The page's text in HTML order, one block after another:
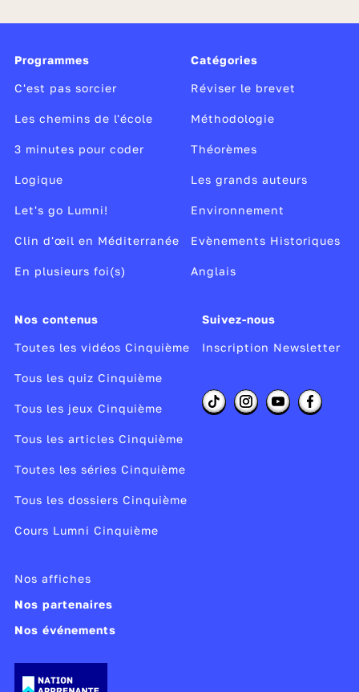
Programmes
C'est pas sorcier
Les chemins de l'école
3 minutes pour coder
Logique
Let's go Lumni!
Clin d'œil en Méditerranée
En plusieurs foi(s)
Catégories
Réviser le brevet
Méthodologie
Théorèmes
Les grands auteurs
Environnement
Evènements Historiques
Anglais
Nos contenus
Toutes les vidéos Cinquième
Tous les quiz Cinquième
Tous les jeux Cinquième
Tous les articles Cinquième
Toutes les séries Cinquième
Tous les dossiers Cinquième
Cours Lumni Cinquième
Suivez-nous
Inscription Newsletter
Nos affiches
Nos partenaires
Nos événements